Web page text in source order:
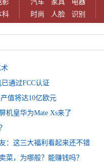
科
时尚
人脸 识别
通过FCC认证
值将达10亿欧元
机皇华为Mate Xs来了
：这三大福利看起来还不错
菜，为哪般？能赚钱吗？